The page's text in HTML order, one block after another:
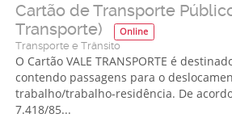
Cartão de Transporte
Transporte)
Online
Transporte e Trânsito
O Cartão VALE TRANSPORTE é
contendo passagens para o
trabalho/trabalho-residência. De
7.418/85...